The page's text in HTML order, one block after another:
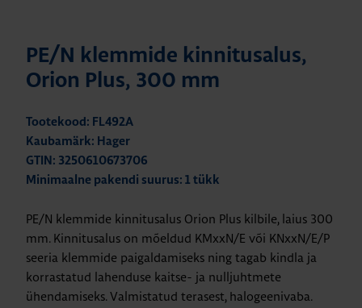
PE/N klemmide kinnitusalus,
Orion Plus, 300 mm
Tootekood: FL492A
Kaubamärk: Hager
GTIN: 3250610673706
Minimaalne pakendi suurus: 1 tükk
PE/N klemmide kinnitusalus Orion Plus kilbile, laius 300
mm. Kinnitusalus on mõeldud KMxxN/E või KNxxN/E/P
seeria klemmide paigaldamiseks ning tagab kindla ja
korrastatud lahenduse kaitse- ja nulljuhtmete
ühendamiseks. Valmistatud terasest, halogeenivaba.